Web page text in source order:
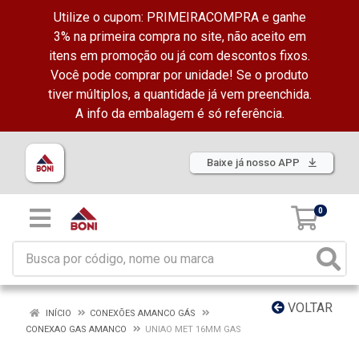
Utilize o cupom: PRIMEIRACOMPRA e ganhe
3% na primeira compra no site, não aceito em
itens em promoção ou já com descontos fixos.
Você pode comprar por unidade! Se o produto
tiver múltiplos, a quantidade já vem preenchida.
A info da embalagem é só referência.
Baixe já nosso APP
0
VOLTAR
INÍCIO
CONEXÕES AMANCO GÁS
CONEXAO GAS AMANCO
UNIAO MET 16MM GAS